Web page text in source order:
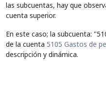
las subcuentas, hay que
cuenta superior.
En este caso; la subcuenta:
de la cuenta 5105 Gastos de
descripción y dinámica.